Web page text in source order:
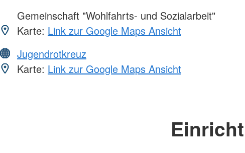
Gemeinschaft "Wohlfahrts- und Sozialarbeit"
Karte: Link zur Google Maps Ansicht
Jugendrotkreuz
Karte: Link zur Google Maps Ansicht